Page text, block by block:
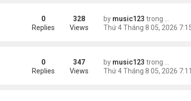
by music123 trong
0
Replies
328
Views
tháng by music123 trong
0
Replies
347
Views